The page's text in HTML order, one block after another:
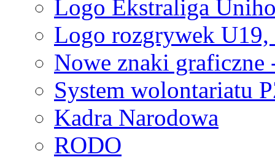
Logo Ekstraliga
Logo rozgrywek
Nowe znaki graficzne
System wolontariatu
Kadra Narodowa
RODO